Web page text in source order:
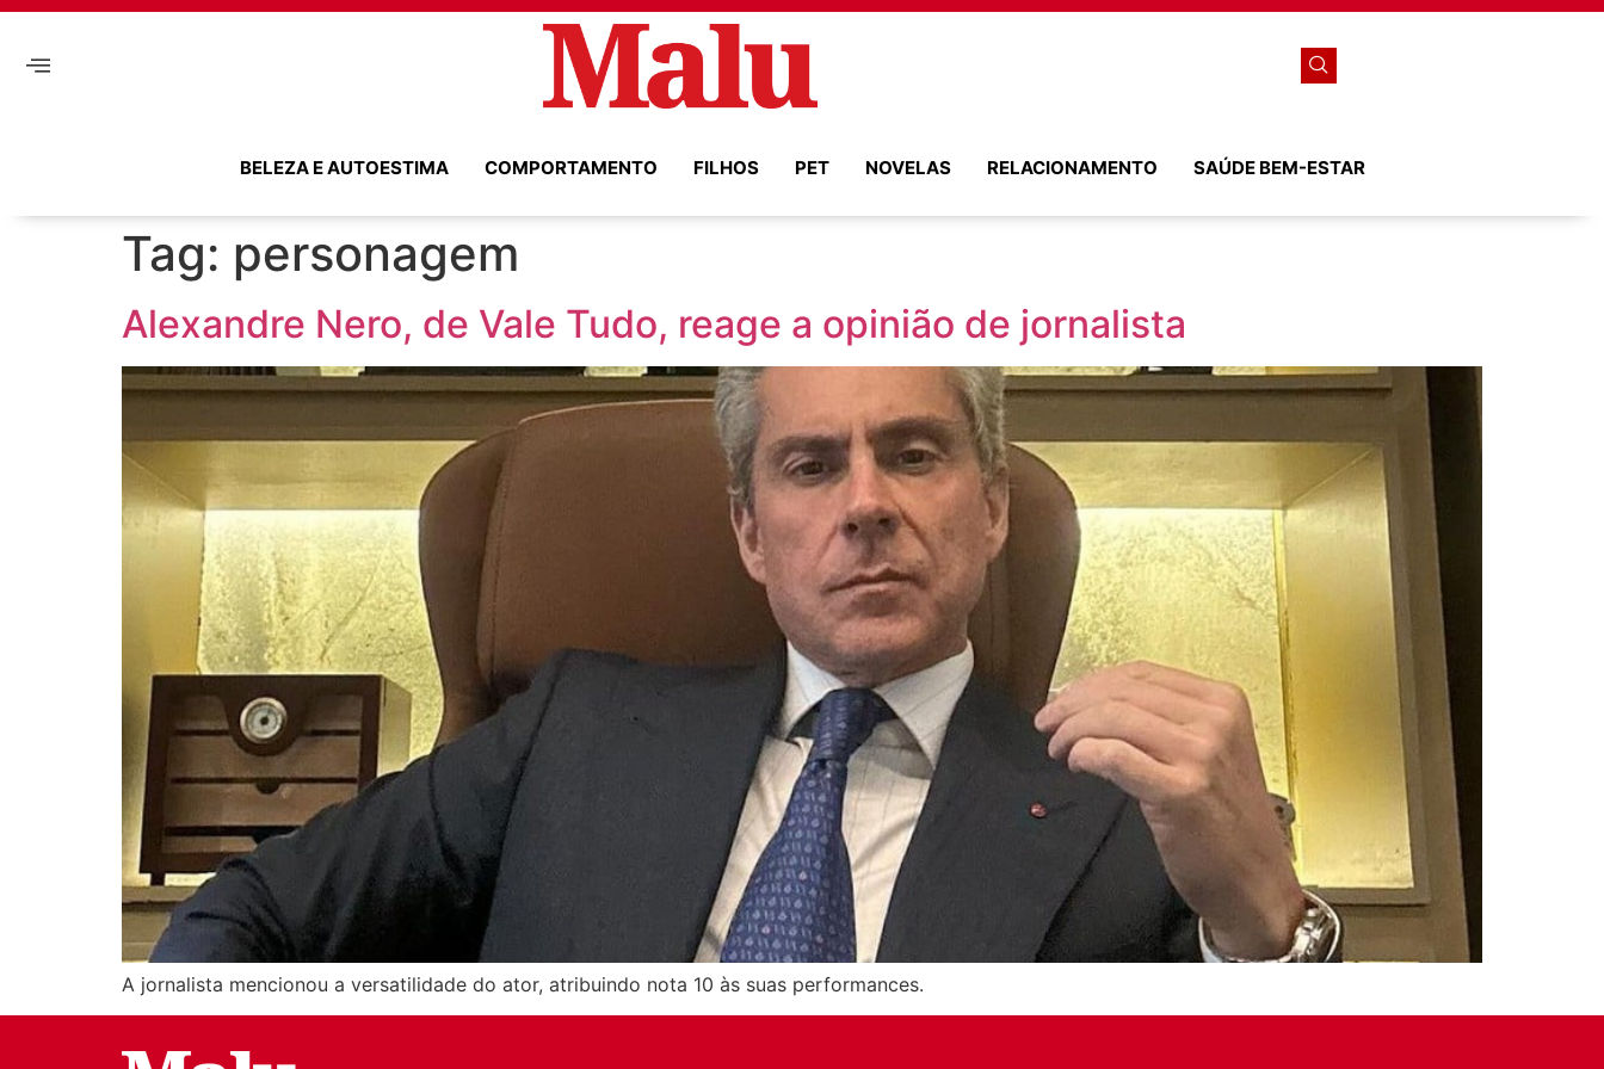
BELEZA E AUTOESTIMA COMPORTAMENTO FILHOS PET NOVELAS RELACIONAMENTO SAÚDE BEM-ESTAR
Tag: personagem
Alexandre Nero, de Vale Tudo, reage a opinião de jornalista
A jornalista mencionou a versatilidade do ator, atribuindo nota 10 às suas performances.